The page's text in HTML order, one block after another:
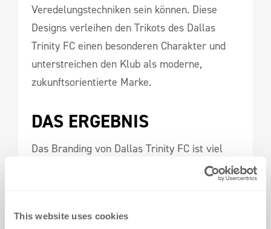
This website uses cookies
Veredelungstechniken sein können. Diese
Designs verleihen den Trikots des Dallas
Trinity FC einen besonderen Charakter und
unterstreichen den Klub als moderne,
zukunftsorientierte Marke.
DAS ERGEBNIS
Das Branding von Dallas Trinity FC ist viel
mehr als nur Design – es ist ein echter